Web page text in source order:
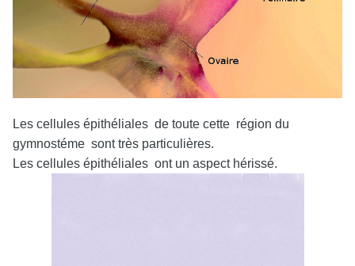
Les cellules épithéliales de toute cette région du
gymnostéme sont très particulières.
Les cellules épithéliales ont un aspect hérissé.